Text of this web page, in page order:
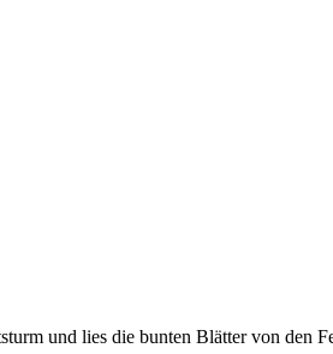
und lies die bunten Blätter von den